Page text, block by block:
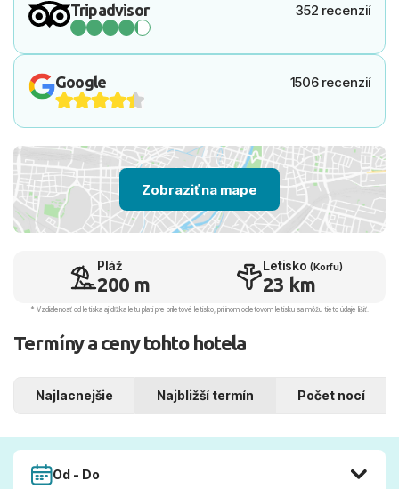
Tripadvisor 352 recenzií
Google 1506 recenzií
Zobraziť na mape
Pláž
200 m
Letisko (Korfu)
23 km
* Vzdialenosť od letiska aj dľžka letu platí pre príletové letisko, pri inom odletovom letisku sa môžu tieto údaje líšiť.
Termíny a ceny tohto hotela
Najlacnejšie Najbližší termín Počet nocí
Od - Do